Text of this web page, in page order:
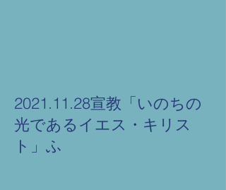
2021.11.28宣教「いのちの
光であるイエス・キリス
ト」ふ